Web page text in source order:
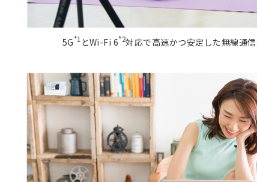
5G*1 とWi-Fi 6*2対応で高速かつ安定した無線通